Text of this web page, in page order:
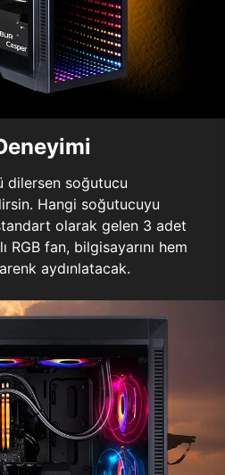
dilersen soğutucu
Hangi soğutucuyu
olarak gelen 3 adet
RGB fan, bilgisayarını hem
aydınlatacak.